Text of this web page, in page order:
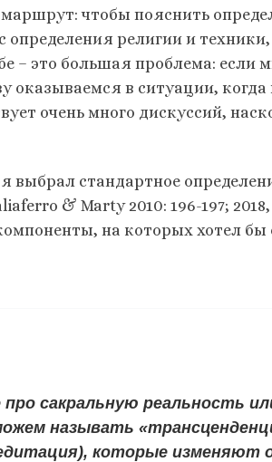
чтобы пояснить
определения религии и
– это большая проблема:
оказываемся в ситуации,
очень много дискуссий,
выбрал стандартное
& Marty 2010: 196-197;
на которых хотел бы
про сакральную реальность
называть
которые изменяют